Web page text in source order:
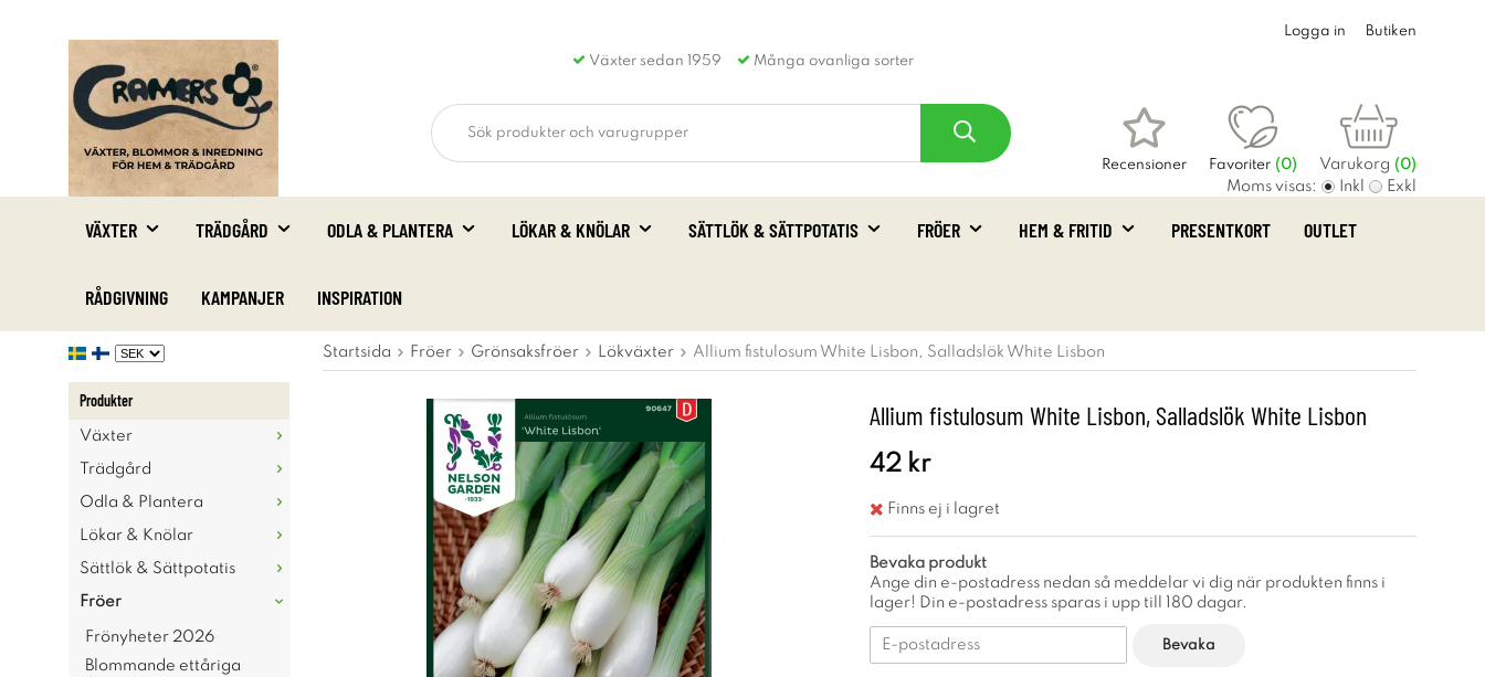
Växter sedan 1959 Många ovanliga sorter
Logga in Butiken
Recensioner Favoriter (0) Varukorg (0)
Moms visas: Inkl Exkl
VÄXTER TRÄDGÅRD ODLA & PLANTERA LÖKAR & KNÖLAR SÄTTLÖK & SÄTTPOTATIS FRÖER HEM & FRITID PRESENTKORT OUTLET
RÅDGIVNING KAMPANJER INSPIRATION
Produkter
Växter
Trädgård
Odla & Plantera
Lökar & Knölar
Sättlök & Sättpotatis
Fröer
Frönyheter 2026
Blommande ettåriga
Startsida Fröer Grönsaksfröer Lökväxter Allium fistulosum White Lisbon, Salladslök White Lisbon
Allium fistulosum White Lisbon, Salladslök White Lisbon
42 kr
Finns ej i lagret
Bevaka produkt
Ange din e-postadress nedan så meddelar vi dig när produkten finns i
lager! Din e-postadress sparas i upp till 180 dagar.
Bevaka